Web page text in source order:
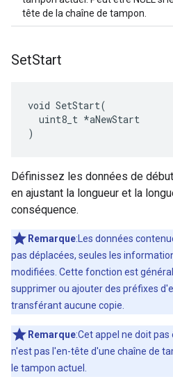
tête de la chaîne de tampon.
SetStart
void SetStart(
  uint8_t *aNewStart
)
Définissez les données de
en ajustant la longueur et la
conséquence.
Remarque:Les données
pas déplacées, seules les
modifiées. Cette fonction est
supprimer ou ajouter des préfixes
transférant aucune copie.
Remarque:Cet appel ne doit
n'est pas l'en-tête d'une chaîne de
le tampon actuel.